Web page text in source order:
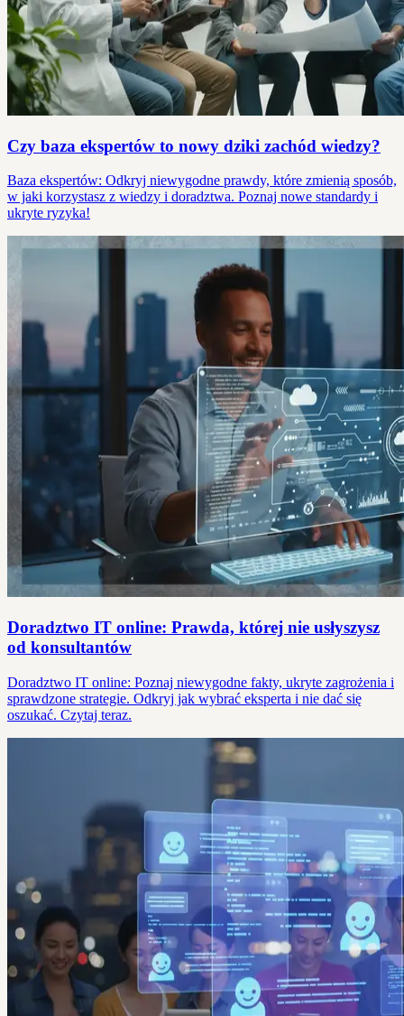
Czy baza ekspertów to nowy dziki zachód wiedzy?
Baza ekspertów: Odkryj niewygodne prawdy, które zmienią sposób,
w jaki korzystasz z wiedzy i doradztwa. Poznaj nowe standardy i
ukryte ryzyka!
Doradztwo IT online: Prawda, której nie usłyszysz
od konsultantów
Doradztwo IT online: Poznaj niewygodne fakty, ukryte zagrożenia i
sprawdzone strategie. Odkryj jak wybrać eksperta i nie dać się
oszukać. Czytaj teraz.